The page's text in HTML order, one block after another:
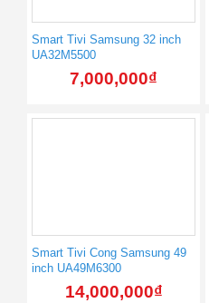
Smart Tivi Samsung 32 inch
UA32M5500
7,000,000₫
Smart Tivi Cong Samsung 49
inch UA49M6300
14,000,000₫